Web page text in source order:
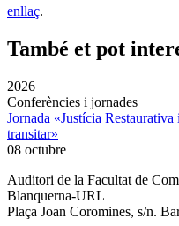
enllaç.
També et pot
2026
Conferències i jornades
Jornada «Justícia
transitar»
08 octubre
Auditori de la Facultat de
Blanquerna-URL
Plaça Joan Coromines, s/n.